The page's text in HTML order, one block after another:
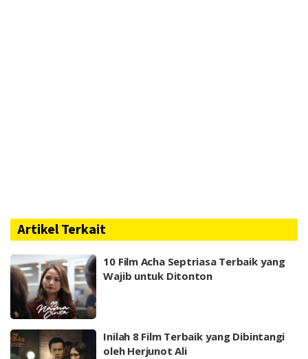
Artikel Terkait
10 Film Acha Septriasa Terbaik yang
Wajib untuk Ditonton
Inilah 8 Film Terbaik yang Dibintangi
oleh Herjunot Ali